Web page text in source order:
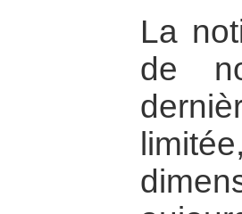
La
de